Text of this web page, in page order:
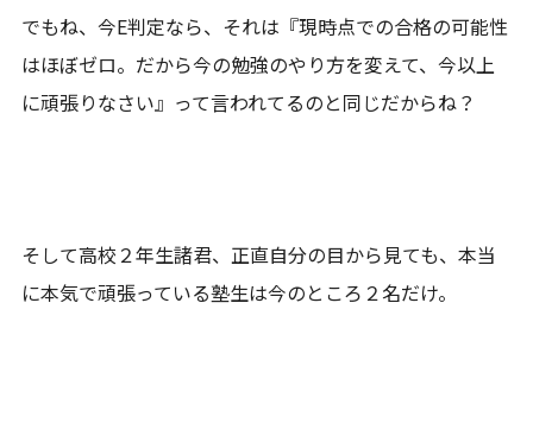
でもね、今E判定なら、それは『現時点での合格の可能性
はほぼゼロ。だから今の勉強のやり方を変えて、今以上
に頑張りなさい』って言われてるのと同じだからね？
そして高校２年生諸君、正直自分の目から見ても、本当
に本気で頑張っている塾生は今のところ２名だけ。